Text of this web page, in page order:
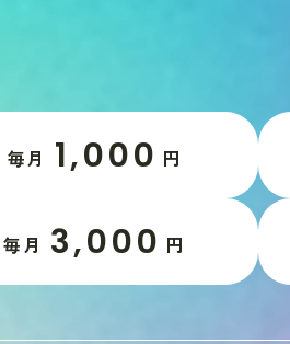
毎月 1,000 円
毎月 3,000 円